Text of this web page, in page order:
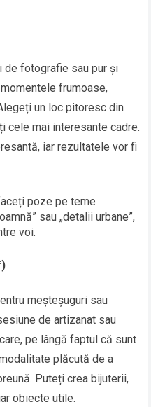
de fotografie sau pur și
frumoase,
un loc pitoresc din
cele mai interesante cadre.
iar rezultatele vor fi
poze pe teme
sau „detalii urbane”,
voi.
meșteșuguri sau
de artizanat sau
pe lângă faptul că sunt
plăcută de a
Puteți crea bijuterii,
obiecte utile.